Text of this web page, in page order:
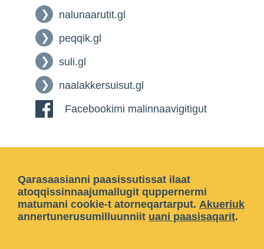
nalunaarutit.gl
peqqik.gl
suli.gl
naalakkersuisut.gl
Facebookimi malinnaavigitigut
Qarasaasianni paasissutissat ilaat
atoqqissinnaajumallugit quppernermi
matumani cookie-t atorneqartarput. Akueriuk
annertunerusumilluunniit uani paasisaqarit.